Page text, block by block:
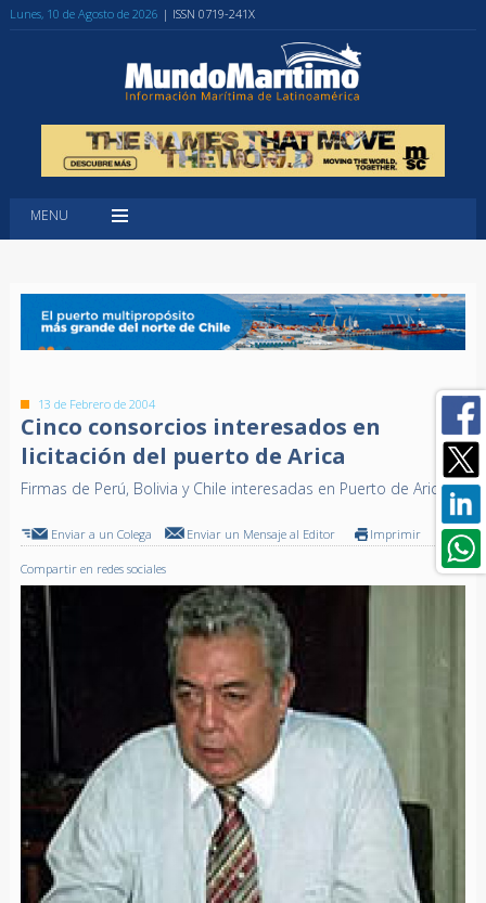
Lunes, 10 de Agosto de 2026 | ISSN 0719-241X
MENU
13 de Febrero de 2004
Cinco consorcios interesados en
licitación del puerto de Arica
Firmas de Perú, Bolivia y Chile interesadas en Puerto de Arica
Enviar a un Colega Enviar un Mensaje al Editor Imprimir
Compartir en redes sociales